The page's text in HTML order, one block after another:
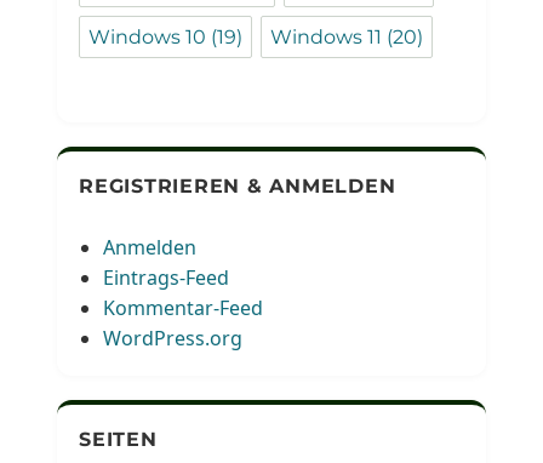
Windows 10 (19) Windows 11 (20)
REGISTRIEREN & ANMELDEN
Anmelden
Eintrags-Feed
Kommentar-Feed
WordPress.org
SEITEN